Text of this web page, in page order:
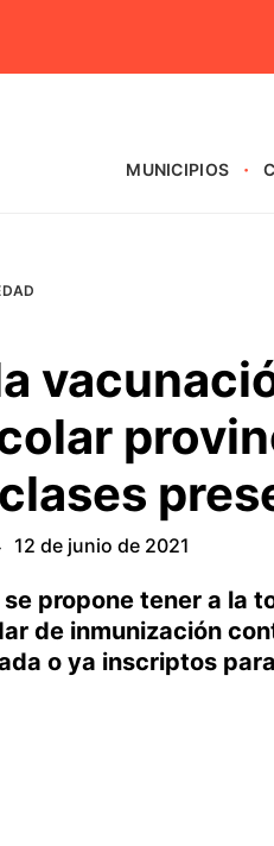
MUNICIPIOS
· 12 de junio de 2021
propone tener a la
de inmunización
o ya inscriptos